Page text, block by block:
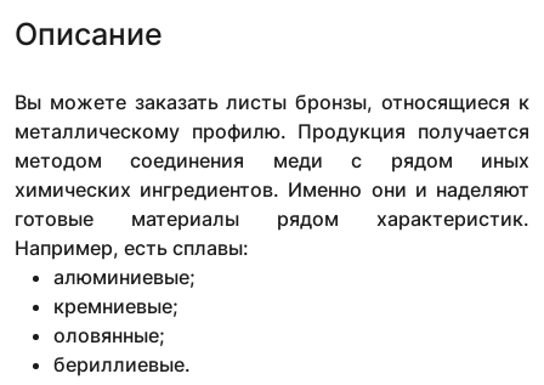
Описание
Вы можете заказать листы бронзы, относящиеся к
металлическому профилю. Продукция получается
методом соединения меди с рядом иных
химических ингредиентов. Именно они и наделяют
готовые материалы рядом характеристик.
Например, есть сплавы:
алюминиевые;
кремниевые;
оловянные;
бериллиевые.